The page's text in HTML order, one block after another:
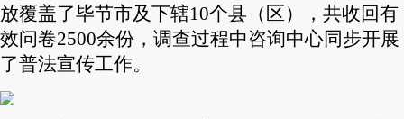
放覆盖了毕节市及下辖10个县（区），共收回有
效问卷2500余份，调查过程中咨询中心同步开展
了普法宣传工作。